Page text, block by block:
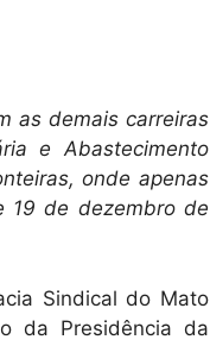
as demais carreiras
e Abastecimento
onde apenas
19 de dezembro de
Sindical do Mato
da Presidência da